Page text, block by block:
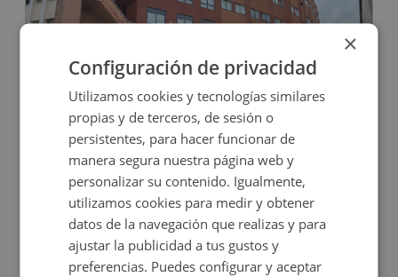
Oficina en venta en HORMIGUERAS, 167
Impuestos no incluidos
85.000€
81m2
×
Configuración de privacidad
Utilizamos cookies y tecnologías similares
propias y de terceros, de sesión o
persistentes, para hacer funcionar de
manera segura nuestra página web y
personalizar su contenido. Igualmente,
utilizamos cookies para medir y obtener
datos de la navegación que realizas y para
ajustar la publicidad a tus gustos y
preferencias. Puedes configurar y aceptar